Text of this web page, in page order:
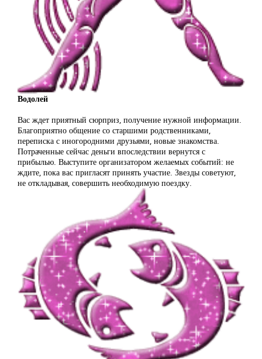
Водолей
Вас ждет приятный сюрприз, получение нужной информации.
Благоприятно общение со старшими родственниками,
переписка с иногородними друзьями, новые знакомства.
Потраченные сейчас деньги впоследствии вернутся с
прибылью. Выступите организатором желаемых событий: не
ждите, пока вас пригласят принять участие. Звезды советуют,
не откладывая, совершить необходимую поездку.